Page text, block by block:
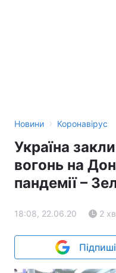
Новини › Коронавірус
Україна
вогонь на
пандемії –
18:08, 22.06.20 2